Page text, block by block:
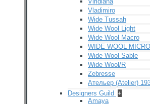
Vladimiro
Wide Tussah
Wide Wool Light
Wide Wool Macro
WIDE WOOL MICRO
Wide Wool Sable
Wide Wool/R
Zebresse
Ательер (Atelier)
Designers Guild +
Amaya